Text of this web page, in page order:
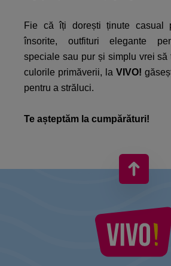
Fie că îți dorești ținute casual
însorite, outfituri elegante
speciale sau pur și simplu vrei să
culorile primăverii, la VIVO!
pentru a străluci.​
Te așteptăm la cumpărături!